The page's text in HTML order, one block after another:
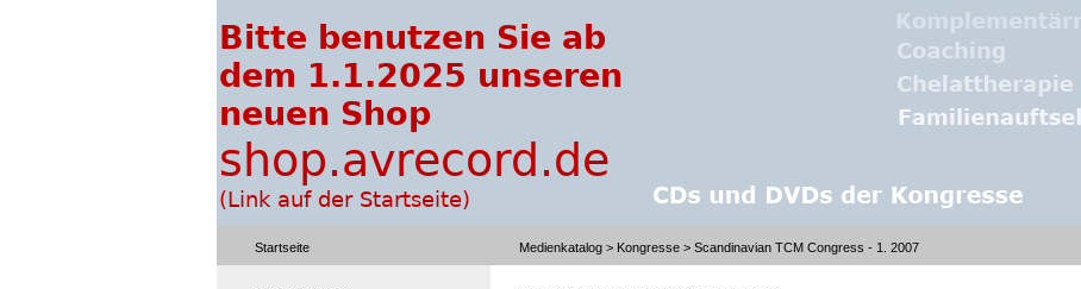
Startseite Medienkatalog > Kongresse > Scandinavian TCM Congress - 1. 2007